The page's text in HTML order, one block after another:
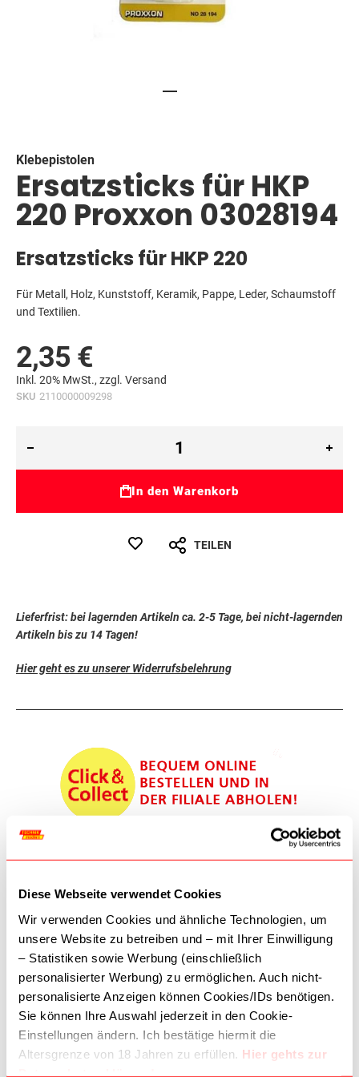
Diese Webseite verwendet Cookies
Wir verwenden Cookies und ähnliche Technologien, um
unsere Website zu betreiben und – mit Ihrer Einwilligung
– Statistiken sowie Werbung (einschließlich
personalisierter Werbung) zu ermöglichen. Auch nicht-
personalisierte Anzeigen können Cookies/IDs benötigen.
Sie können Ihre Auswahl jederzeit in den Cookie-
Einstellungen ändern. Ich bestätige hiermit die
Altersgrenze von 18 Jahren zu erfüllen. Hier gehts zur
beginning
of
the
images
gallery
Klebepistolen
Ersatzsticks für HKP
220 Proxxon 03028194
Ersatzsticks für HKP 220
Für Metall, Holz, Kunststoff, Keramik, Pappe, Leder, Schaumstoff
und Textilien.
2,35 €
Inkl. 20% MwSt., zzgl. Versand
SKU 2110000009298
In den Warenkorb
TEILEN
Lieferfrist: bei lagernden Artikeln ca. 2-5 Tage, bei nicht-lagernden
Artikeln bis zu 14 Tagen!
Hier geht es zu unserer Widerrufsbelehrung
Achtung! Jedes Produkt ist bestellbar, einige Produkte sind jedoch
nicht im Geschäftslokal lagernd - bei dringenden Bestellungen
Kontaktieren Sie uns
ÖFFNUNGSZEITEN:
Montag-Freitag: 09:30-18:30
Samstag: 09:30-18:00